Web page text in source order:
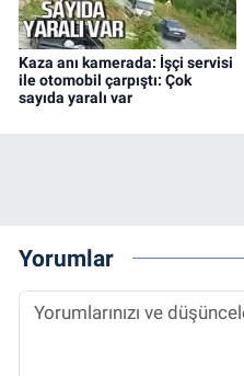
Kaza anı kamerada: İşçi servisi
ile otomobil çarpıştı: Çok
sayıda yaralı var
Yorumlar